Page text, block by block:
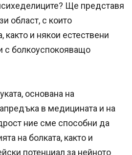
Ще представя
област, с които
както и някои естествени
с болкоуспокояващо
основана на
в медицината и на
ние сме способни да
на болката, както и
потенциал за нейното